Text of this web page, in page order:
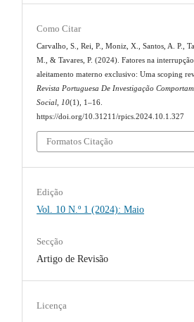
Como Citar
Carvalho, S., Rei, P., Moniz, X., Santos, A. P.,
M., & Tavares, P. (2024). Fatores na
aleitamento materno exclusivo: Uma scoping
Revista Portuguesa De Investigação
Social
10(1), 1–16.
https://doi.org/10.31211/rpics.2024.10.1.327
Formatos Citação
Edição
Vol. 10 N.º 1 (2024): Maio
Secção
Artigo de Revisão
Licença